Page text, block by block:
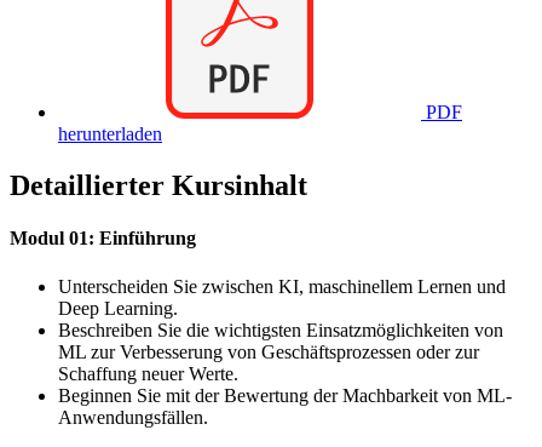
PDF
herunterladen
Detaillierter Kursinhalt
Modul 01: Einführung
Unterscheiden Sie zwischen KI, maschinellem Lernen und
Deep Learning.
Beschreiben Sie die wichtigsten Einsatzmöglichkeiten von
ML zur Verbesserung von Geschäftsprozessen oder zur
Schaffung neuer Werte.
Beginnen Sie mit der Bewertung der Machbarkeit von ML-
Anwendungsfällen.